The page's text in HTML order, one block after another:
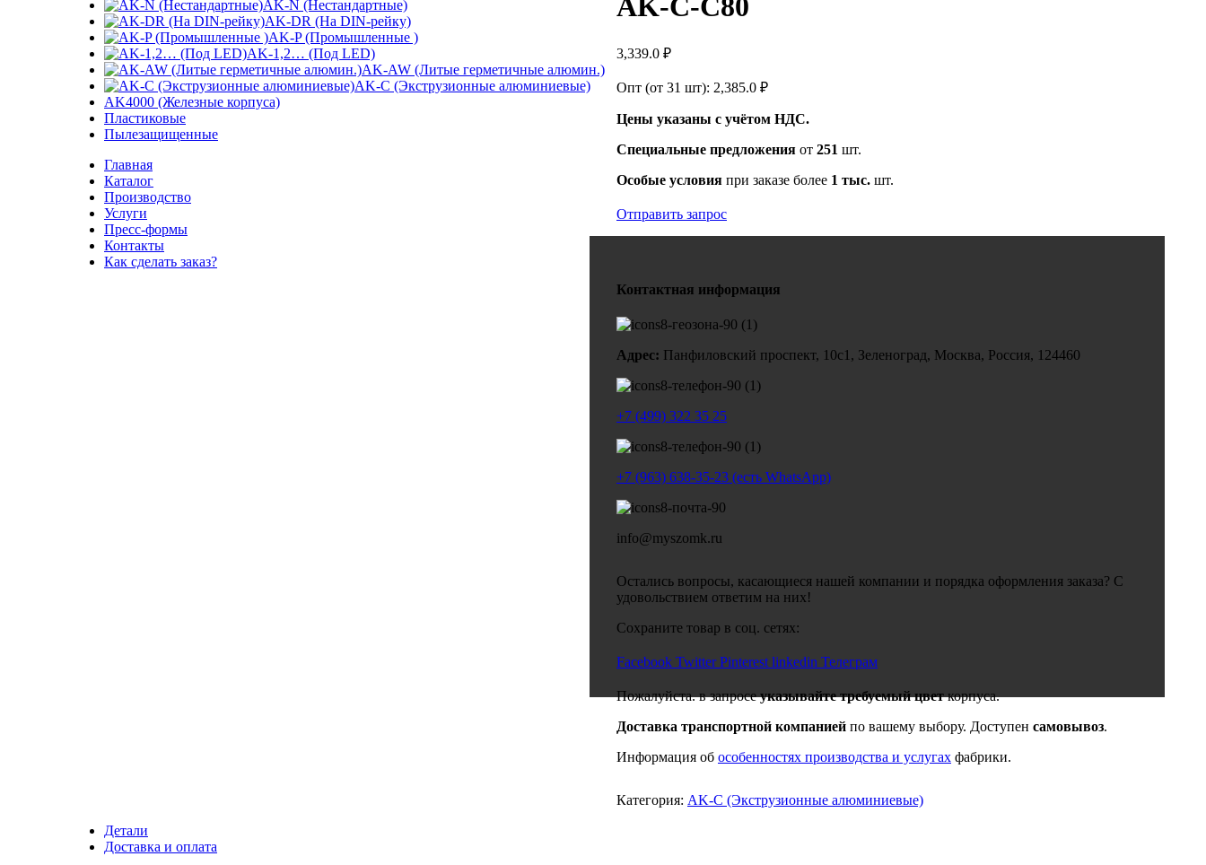
AK-N (Нестандартные)
AK-DR (На DIN-рейку)
AK-P (Промышленные )
AK-1,2… (Под LED)
AK-AW (Литые герметичные алюмин.)
AK-C (Экструзионные алюминиевые)
AK4000 (Железные корпуса)
Пластиковые
Пылезащищенные
Главная
Каталог
Производство
Услуги
Пресс-формы
Контакты
Как сделать заказ?
AK-C-C80
3,339.0 ₽
Опт (от 31 шт): 2,385.0 ₽
Цены указаны с учётом НДС.
Специальные предложения от 251 шт.
Особые условия при заказе более 1 тыс. шт.
Отправить запрос
Контактная информация
Адрес: Панфиловский проспект, 10с1, Зеленоград, Москва, Россия, 124460
+7 (499) 322 35 25
+7 (963) 638-35-23 (есть WhatsApp)
info@myszomk.ru
Остались вопросы, касающиеся нашей компании и порядка оформления заказа? С
удовольствием ответим на них!
Сохраните товар в соц. сетях:
Facebook Twitter Pinterest linkedin Телеграм
Пожалуйста. в запросеуказывайте требуемый цветкорпуса.
Доставка транспортной компанией по вашему выбору. Доступен самовывоз.
Информация об особенностях производства и услугах фабрики.
Категория: AK-C (Экструзионные алюминиевые)
Детали
Доставка и оплата